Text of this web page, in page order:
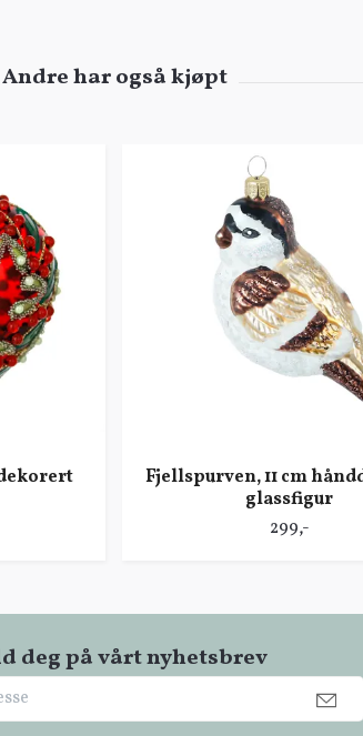
Fjellspurven, 11 cm
glassfigur
299,-
deg på vårt nyhetsbrev